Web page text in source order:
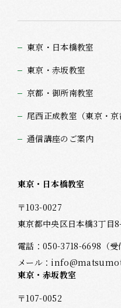
東京・日本橋教室
東京・赤坂教室
京都・御所南教室
尾西正成教室（東京・京
通信講座のご案内
東京・日本橋教室
〒103-0027
東京都中央区日本橋3丁目
電話：050-3718-6698 （
メール：
東京・赤坂教室
〒107-0052